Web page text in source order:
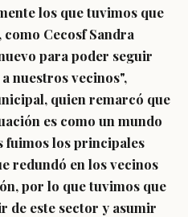
los que tuvimos que
Cecosf Sandra
para poder seguir
nuestros vecinos",
quien remarcó que
es como un mundo
fuimos los principales
redundó en los vecinos
por lo que tuvimos que
de este sector y asumir